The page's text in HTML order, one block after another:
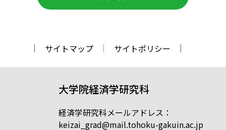
サイトマップ サイトポリシー
大学院経済学研究科
経済学研究科メールアドレス：
keizai_grad@mail.tohoku-gakuin.ac.jp